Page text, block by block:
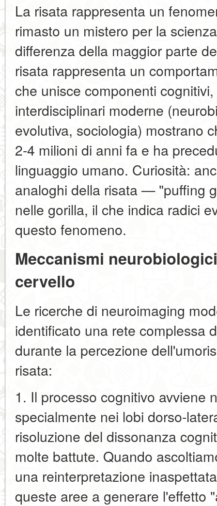
La risata rappresenta un
rimasto un mistero per la
differenza della maggior parte
risata rappresenta un
che unisce componenti
interdisciplinari moderne
evolutiva, sociologia) mostrano
2-4 milioni di anni fa e ha
linguaggio umano. Curiosità:
analoghi della risata — "puffing
nelle gorilla, il che indica radici
questo fenomeno.
Meccanismi
cervello
Le ricerche di neuroimaging
identificato una rete complessa
durante la percezione
risata:
1. Il processo cognitivo avviene
specialmente nei lobi dorso-
risoluzione del dissonanza
molte battute. Quando
una reinterpretazione
queste aree a generare l'effetto